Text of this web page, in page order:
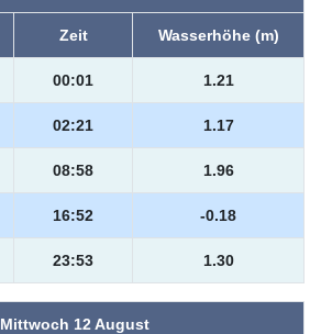
Zeit Wasserhöhe (m)
00:01 1.21
02:21 1.17
08:58 1.96
16:52 -0.18
23:53 1.30
Mittwoch 12 August